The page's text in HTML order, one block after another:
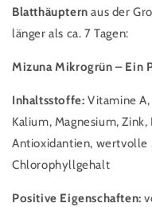
Blatthäuptern aus der
länger als ca. 7 Tagen:
Mizuna Mikrogrün – Ein
Inhaltsstoffe: Vitamine A,
Kalium, Magnesium,
Antioxidantien, wertvolle
Chlorophyllgehalt
Positive Eigenschaften: